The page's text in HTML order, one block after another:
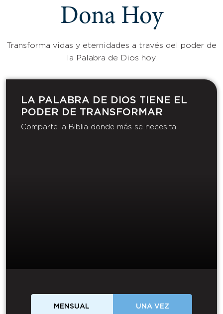
Dona Hoy
Transforma vidas y eternidades a través del poder de
la Palabra de Dios hoy.
LA PALABRA DE DIOS TIENE EL
PODER DE TRANSFORMAR​
Comparte la Biblia donde más se necesita.
MENSUAL UNA VEZ